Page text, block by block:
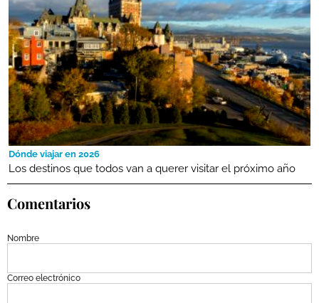
Dónde viajar en 2026
Los destinos que todos van a querer visitar el próximo año
Comentarios
Nombre
Correo electrónico